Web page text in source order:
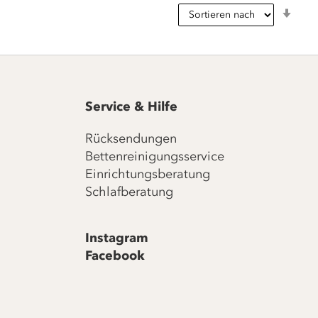
Service & Hilfe
Rücksendungen
Bettenreinigungsservice
Einrichtungsberatung
Schlafberatung
Instagram
Facebook